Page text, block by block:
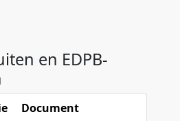
en EDPB-
Document